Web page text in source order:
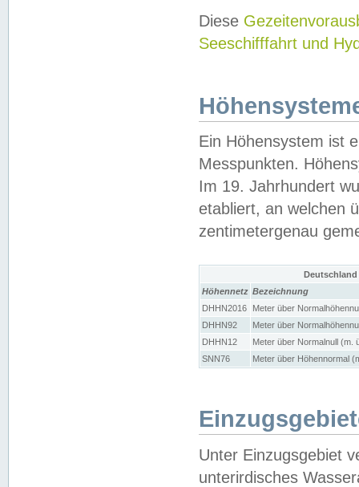
Diese
Seeschifffahrt und
Ein Höhensystem ist
Messpunkten.
Im 19. Jahrhundert
etabliert, an welchen
zentimetergenau
Höhennetz Bezeichnung
DHHN2016
Meter über
DHHN92
Meter über
DHHN12
Meter über Normalnull (m.
SNN76
Meter über Höhennormal
Unter Einzugsgebiet
unterirdisches